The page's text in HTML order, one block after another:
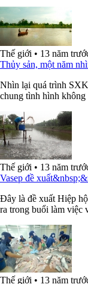
Thế giới • 13 năm
Thủy sản, một năm
Nhìn lại quá trình
chung tình hình không
Thế giới • 13 năm
Vasep đề
Đây là đề xuất Hiệp
ra trong buổi làm việc
Thế giới • 13 năm